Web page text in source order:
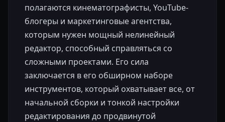
полагаются кинематографисты, YouTube-
блогеры и маркетинговые агентства,
которым нужен мощный нелинейный
редактор, способный справляться со
сложными проектами. Его сила
заключается в его обширном наборе
инструментов, который охватывает все, от
начальной сборки и тонкой настройки
редактирования до продвинутой